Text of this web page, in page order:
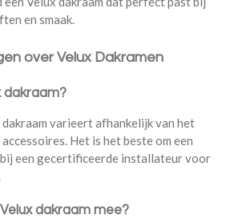
en smaak.
over Velux Dakramen
dakraam?
dakraam varieert afhankelijk van het
Het is het beste om een
een gecertificeerde installateur voor
dakraam mee?